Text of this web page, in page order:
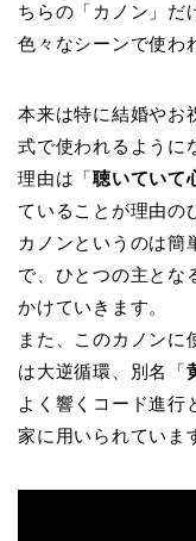
ちらの「カノン」だ
色々なシーンで使わ
本来は特に結婚やお
式で使われるように
理由は「聴いていて
ていることが理由の
カノンというのは簡
で、ひとつの主と
かけていきます。
また、このカノンに
は大逆循環、別名「
よく響くコード進行
家に用いられていま